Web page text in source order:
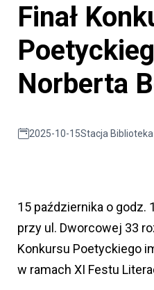
Finał
Norberta
2025-10-15Stacja
15 października o godz.
przy ul. Dworcowej 33
Konkursu Poetyckiego
w ramach XI Festu